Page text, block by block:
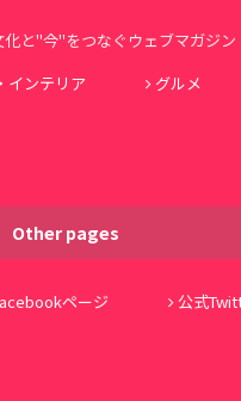
化と"今"をつなぐウェブマガジン
インテリア グルメ
Other pages
ページ 公式